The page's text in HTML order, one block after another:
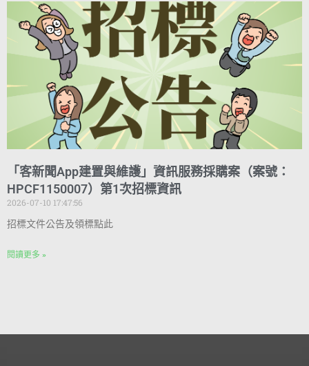
「客新聞App建置與維護」資訊服務採購案（案號：
HPCF1150007）第1次招標資訊
2026-07-10 17:47:56
招標文件公告及領標點此
閱讀更多 »